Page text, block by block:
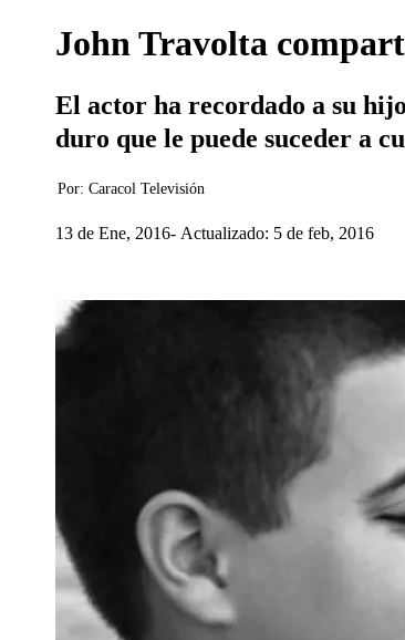
John Travolta
El actor ha recordado a su
duro que le puede suceder a
Por: Caracol Televisión
13 de Ene, 2016 Actualizado: 5 de feb, 2016